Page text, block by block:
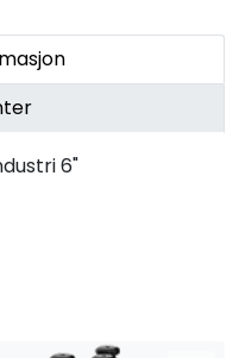
6"